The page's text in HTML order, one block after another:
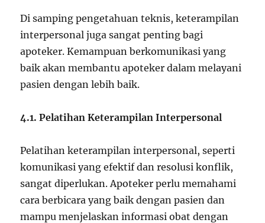
Di samping pengetahuan teknis, keterampilan
interpersonal juga sangat penting bagi
apoteker. Kemampuan berkomunikasi yang
baik akan membantu apoteker dalam melayani
pasien dengan lebih baik.
4.1. Pelatihan Keterampilan Interpersonal
Pelatihan keterampilan interpersonal, seperti
komunikasi yang efektif dan resolusi konflik,
sangat diperlukan. Apoteker perlu memahami
cara berbicara yang baik dengan pasien dan
mampu menjelaskan informasi obat dengan